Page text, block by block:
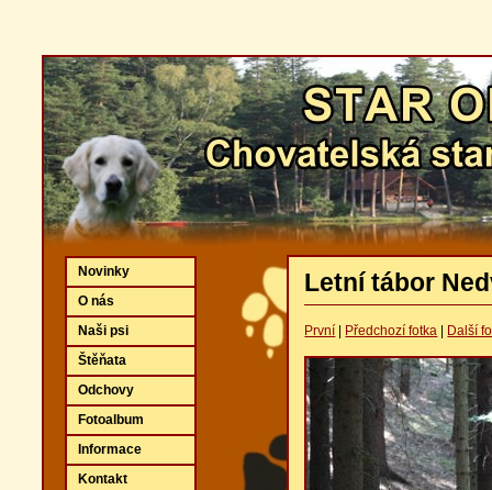
Letní tábor
První Předchozí fotka Další
Novinky
O nás
Naši psi
Štěňata
Odchovy
Fotoalbum
Informace
Kontakt